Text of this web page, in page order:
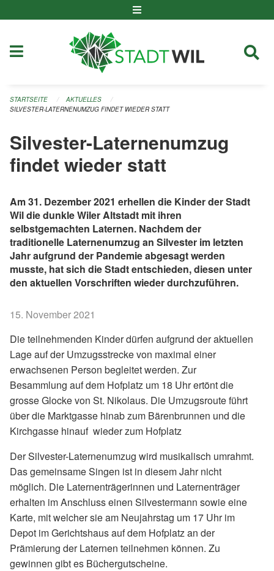
STARTSEITE
AKTUELLES
SILVESTER-LATERNENUMZUG FINDET WIEDER STATT
Silvester-Laternenumzug
findet wieder statt
Am 31. Dezember 2021 erhellen die Kinder der Stadt
Wil die dunkle Wiler Altstadt mit ihren
selbstgemachten Laternen. Nachdem der
traditionelle Laternenumzug an Silvester im letzten
Jahr aufgrund der Pandemie abgesagt werden
musste, hat sich die Stadt entschieden, diesen unter
den aktuellen Vorschriften wieder durchzuführen.
15. November 2021
Die teilnehmenden Kinder dürfen aufgrund der aktuellen
Lage auf der Umzugsstrecke von maximal einer
erwachsenen Person begleitet werden. Zur
Besammlung auf dem Hofplatz um 18 Uhr ertönt die
grosse Glocke von St. Nikolaus. Die Umzugsroute führt
über die Marktgasse hinab zum Bärenbrunnen und die
Kirchgasse hinauf wieder zum Hofplatz
Der Silvester-Laternenumzug wird musikalisch umrahmt.
Das gemeinsame Singen ist in diesem Jahr nicht
möglich. Die Laternenträgerinnen und Laternenträger
erhalten im Anschluss einen Silvestermann sowie eine
Karte, mit welcher sie am Neujahrstag um 17 Uhr im
Depot im Gerichtshaus auf dem Hofplatz an der
Prämierung der Laternen teilnehmen können. Zu
gewinnen gibt es Büchergutscheine.